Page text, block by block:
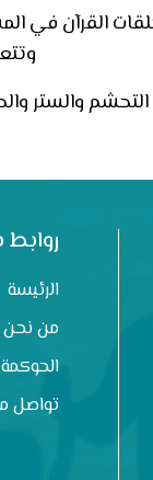
القرآن في
والستر
الرئيسة
من نحن
الحوكمة
تواصل